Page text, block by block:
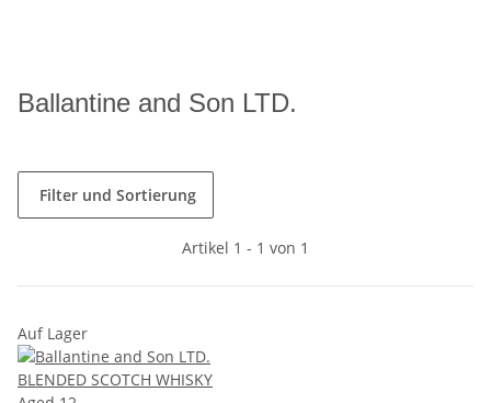
Ballantine and Son LTD.
Filter und Sortierung
Artikel 1 - 1 von 1
Auf Lager